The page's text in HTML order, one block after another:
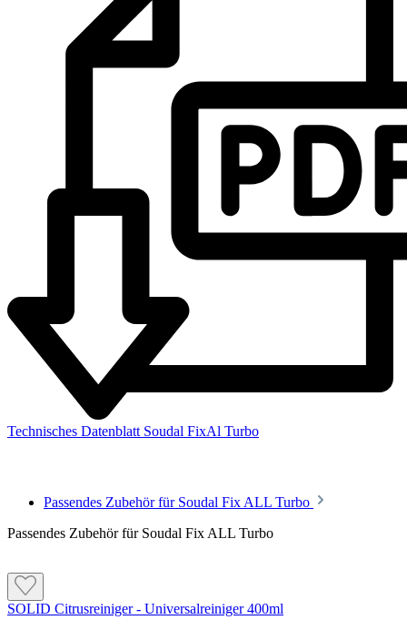
Verarbeitung
Bereite die zu verklebenden Oberflächen vor, diese müssen
Trage eine gleichmäßige Schicht Klebstoff auf
Verbinde die Oberflächen und befestige diese eventuell mit
Transport und der Entsorgung unserer Artikel beachte bitte das technische
Datenblatt. Verbrauchswerte sind Richtwerte. Mengenrechner dient zur
unverbindlichen Orientierung. Alle Empfehlungen dienen zur Unterstützung. Sie
Verkleben von Gegenständen im Freien
Verkleben von Kanten und Leisten
PVC, Kunststoffe, Metalle, Stein, Beton
Technisches Datenblatt Soudal FixAl Turbo
Passendes Zubehör für Soudal Fix ALL Turbo
Passendes Zubehör für Soudal Fix ALL Turbo
SOLID Citrusreiniger - Universalreiniger 400ml